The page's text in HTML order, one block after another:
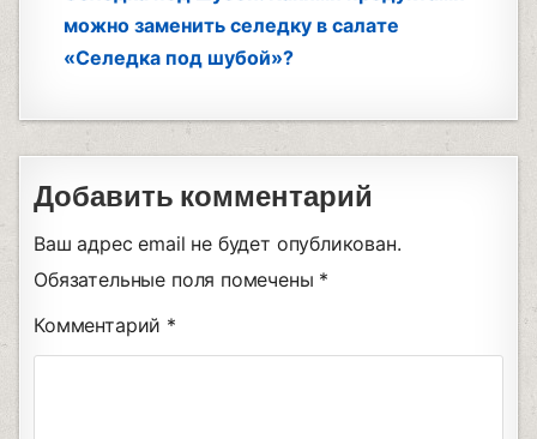
можно заменить селедку в салате
«Селедка под шубой»?
Добавить комментарий
Ваш адрес email не будет опубликован.
Обязательные поля помечены *
Комментарий *